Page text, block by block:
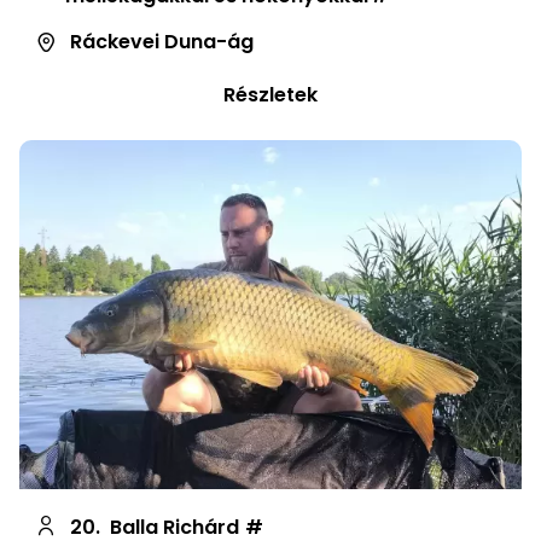
Ráckevei Duna-ág
Részletek
20. Balla Richárd